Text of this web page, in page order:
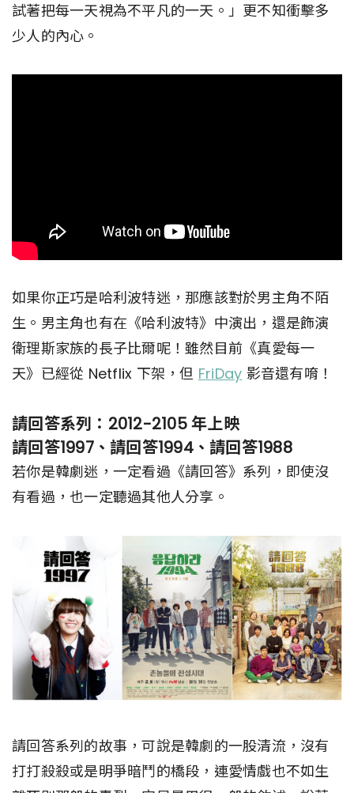
試著把每一天視為不平凡的一天。」更不知衝擊多
少人的內心。
如果你正巧是哈利波特迷，那應該對於男主角不陌
生。男主角也有在《哈利波特》中演出，還是飾演
衛理斯家族的長子比爾呢！雖然目前《真愛每一
天》已經從 Netflix 下架，但 FriDay 影音還有唷！
請回答系列：2012-2105 年上映
請回答1997、請回答1994、請回答1988
若你是韓劇迷，一定看過《請回答》系列，即使沒
有看過，也一定聽過其他人分享。
請回答系列的故事，可說是韓劇的一股清流，沒有
打打殺殺或是明爭暗鬥的橋段，連愛情戲也不如生